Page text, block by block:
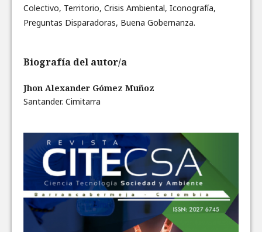
Colectivo, Territorio, Crisis Ambiental, Iconografía,
Preguntas Disparadoras, Buena Gobernanza.
Biografía del autor/a
Jhon Alexander Gómez Muñoz
Santander. Cimitarra